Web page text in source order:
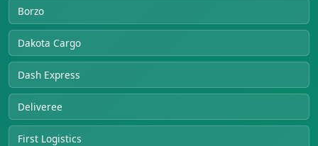
Borzo
Dakota Cargo
Dash Express
Deliveree
First Logistics